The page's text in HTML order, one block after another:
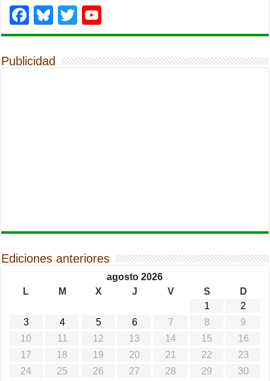
Facebook
Bluesky
Twitter
Publicidad
Ediciones anteriores
agosto 2026
L
M X J V S
D
1
2
3
4 5 6 7 8
9
10
11 12 13 14 15
16
17
18 19 20 21 22
23
24
25 26 27 28 29
30